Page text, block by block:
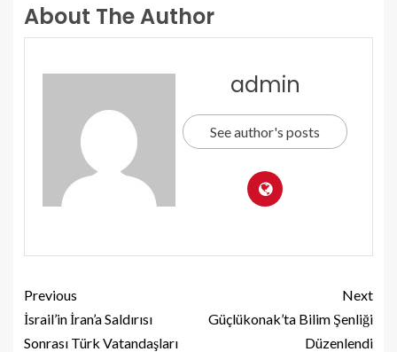
About The Author
admin
See author's posts
Previous
İsrail’in İran’a Saldırısı
Sonrası Türk Vatandaşları
Next
Güçlükonak’ta Bilim Şenliği
Düzenlendi